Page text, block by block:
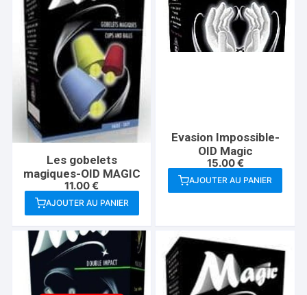
Les gobelets
magiques-OID MAGIC
11.00€
AJOUTER AU PANIER
Evasion Impossible-
OID Magic
15.00€
AJOUTER AU PANIER